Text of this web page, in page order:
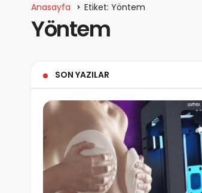
Anasayfa Etiket: Yöntem
Yöntem
SON YAZILAR